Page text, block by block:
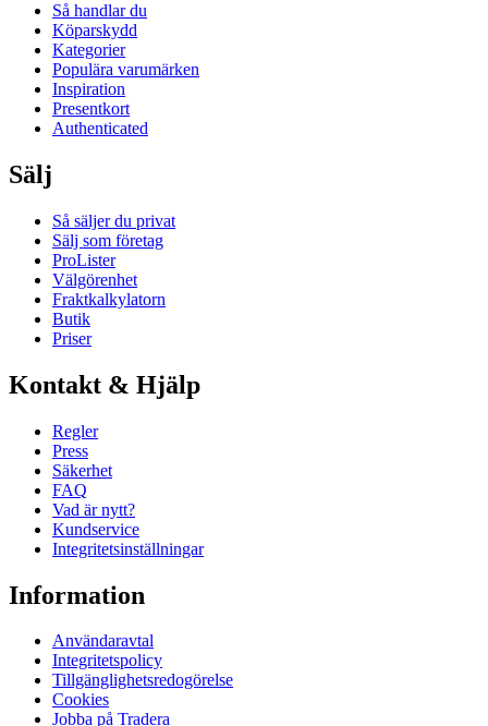
Så handlar du
Köparskydd
Kategorier
Populära varumärken
Inspiration
Presentkort
Authenticated
Sälj
Så säljer du privat
Sälj som företag
ProLister
Välgörenhet
Fraktkalkylatorn
Butik
Priser
Kontakt & Hjälp
Regler
Press
Säkerhet
FAQ
Vad är nytt?
Kundservice
Integritetsinställningar
Information
Användaravtal
Integritetspolicy
Tillgänglighetsredogörelse
Cookies
Jobba på Tradera